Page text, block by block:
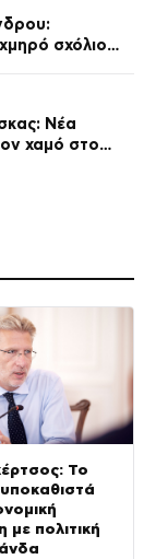
σχόλιο
Νέα
χαμό στο
Το
με πολιτική